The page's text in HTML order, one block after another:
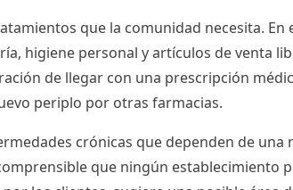
que la comunidad necesita.
higiene personal y artículos de venta
de llegar con una prescripción
periplo por otras farmacias.
crónicas que dependen de una
que ningún establecimiento